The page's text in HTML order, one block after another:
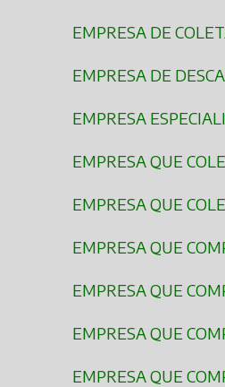
EMPRESA DE
EMPRESA DE
EMPRESA
EMPRESA QUE
EMPRESA QUE
EMPRESA QUE
EMPRESA QUE
EMPRESA QUE
EMPRESA QUE